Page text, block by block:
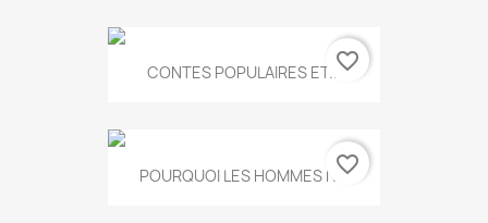
CONTES POPULAIRES ET...favorite_border
POURQUOI LES HOMMES N...favorite_border